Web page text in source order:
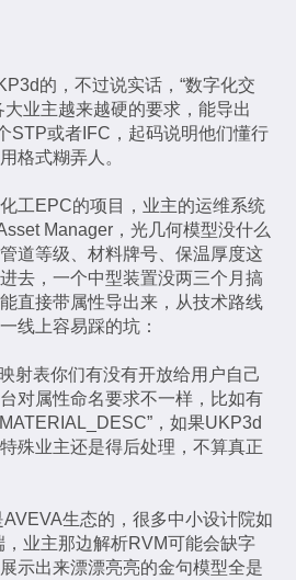
的，不过说实话，“数字化交
业主越来越硬的要求，能导出
STP或者IFC，起码说明他们懂行
格式糊弄人。
工EPC的项目，业主的运维系统
Manager，光几何模型没什么
道等级、材料牌号、保温厚度这
去，一个中型装置没两三个月搞
直接带属性导出来，从技术路线
线上容易踩的坑：
射表你们有没有开放给用户自己
对属性命名要求不一样，比如有
，如果UKP3d
殊业主还是得后处理，不算真正
生态的，很多中小设计院如
业主那边解析RVM可能会缺字
示出来漂漂亮亮的金句模型全是